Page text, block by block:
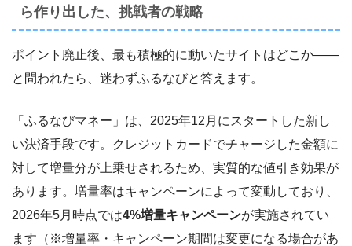
ら作り出した、挑戦者の戦略
ポイント廃止後、最も積極的に動いたサイトはどこか――
と問われたら、迷わずふるなびと答えます。
「ふるなびマネー」は、2025年12月にスタートした新し
い決済手段です。クレジットカードでチャージした金額に
対して増量分が上乗せされるため、実質的な値引き効果が
あります。増量率はキャンペーンによって変動しており、
2026年5月時点では4%増量キャンペーンが実施されてい
ます（※増量率・キャンペーン期間は変更になる場合があ